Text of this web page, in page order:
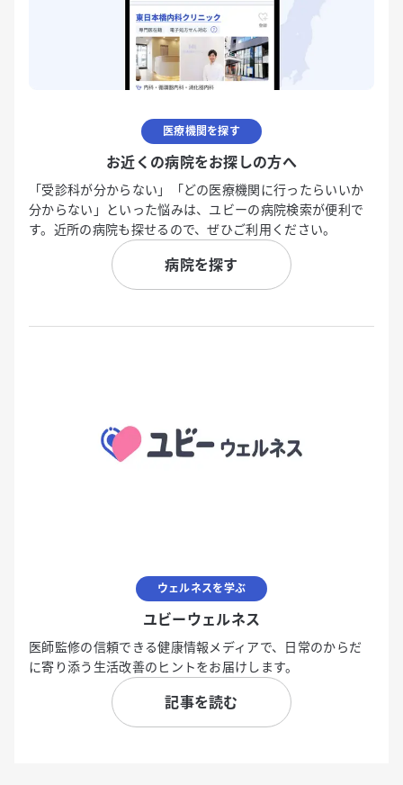
医療機関を探す
お近くの病院をお探しの方へ
「受診科が分からない」「どの医療機関に行ったらいいか
分からない」といった悩みは、ユビーの病院検索が便利で
す。近所の病院も探せるので、ぜひご利用ください。
病院を探す
ウェルネスを学ぶ
ユビーウェルネス
医師監修の信頼できる健康情報メディアで、日常のからだ
に寄り添う生活改善のヒントをお届けします。
記事を読む